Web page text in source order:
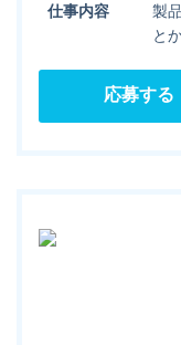
仕事内容
製
と
応募する